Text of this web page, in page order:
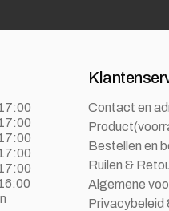
Contact en
Bestellen en
Ruilen &
Algemene
Privacybeleid